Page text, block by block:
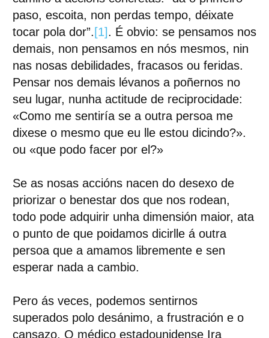
paso, escoita, non perdas tempo, déixate
tocar pola dor”. [1]. É obvio: se pensamos nos
demais, non pensamos en nós mesmos, nin
nas nosas debilidades, fracasos ou feridas.
Pensar nos demais lévanos a poñernos no
seu lugar, nunha actitude de reciprocidade:
«Como me sentiría se a outra persoa me
dixese o mesmo que eu lle estou dicindo?».
ou «que podo facer por el?»
Se as nosas accións nacen do desexo de
priorizar o benestar dos que nos rodean,
todo pode adquirir unha dimensión maior, ata
o punto de que poidamos dicirlle á outra
persoa que a amamos libremente e sen
esperar nada a cambio.
Pero ás veces, podemos sentirnos
superados polo desánimo, a frustración e o
cansazo. O médico estadounidense Ira